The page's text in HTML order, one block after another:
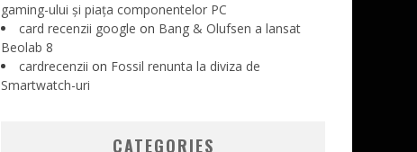
gaming-ului și piața componentelor PC
card recenzii google on Bang & Olufsen a lansat
Beolab 8
cardrecenzii on Fossil renunta la diviza de
Smartwatch-uri
CATEGORIES